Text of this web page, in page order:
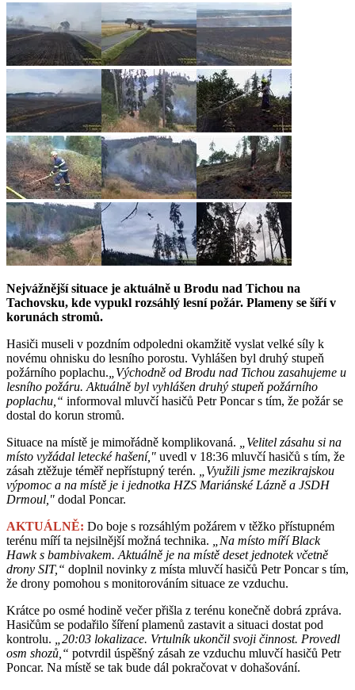
Nejvážnější situace je aktuálně u Brodu nad Tichou na
Tachovsku, kde vypukl rozsáhlý lesní požár. Plameny se šíří v
korunách stromů.
Hasiči museli v pozdním odpoledni okamžitě vyslat velké síly k
novému ohnisku do lesního porostu. Vyhlášen byl druhý stupeň
požárního poplachu.„Východně od Brodu nad Tichou zasahujeme u
lesního požáru. Aktuálně byl vyhlášen druhý stupeň požárního
poplachu,“ informoval mluvčí hasičů Petr Poncar s tím, že požár se
dostal do korun stromů.
Situace na místě je mimořádně komplikovaná. „Velitel zásahu si na
místo vyžádal letecké hašení," uvedl v 18:36 mluvčí hasičů s tím, že
zásah ztěžuje téměř nepřístupný terén. „Využili jsme mezikrajskou
výpomoc a na místě je i jednotka HZS Mariánské Lázně a JSDH
Drmoul," dodal Poncar.
AKTUÁLNĚ: Do boje s rozsáhlým požárem v těžko přístupném
terénu míří ta nejsilnější možná technika. „Na místo míří Black
Hawk s bambivakem. Aktuálně je na místě deset jednotek včetně
drony SIT,“ doplnil novinky z místa mluvčí hasičů Petr Poncar s tím,
že drony pomohou s monitorováním situace ze vzduchu.
Krátce po osmé hodině večer přišla z terénu konečně dobrá zpráva.
Hasičům se podařilo šíření plamenů zastavit a situaci dostat pod
kontrolu. „20:03 lokalizace. Vrtulník ukončil svoji činnost. Provedl
osm shozů,“ potvrdil úspěšný zásah ze vzduchu mluvčí hasičů Petr
Poncar. Na místě se tak bude dál pokračovat v dohašování.